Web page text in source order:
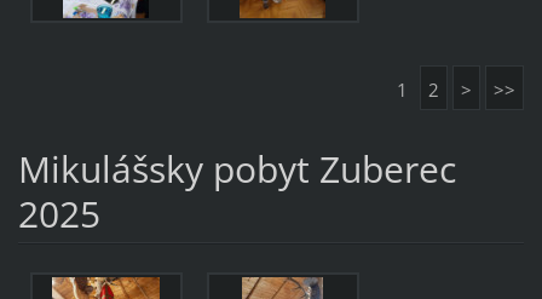
1 2 > >>
Mikulášsky pobyt Zuberec
2025